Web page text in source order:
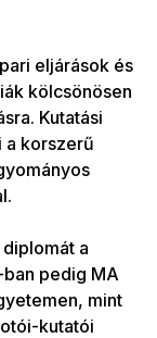
eljárások és
kölcsönösen
Kutatási
a korszerű
a
pedig MA
mint
kutatói